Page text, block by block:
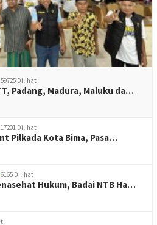
59725 Dilihat
Padang, Madura, Maluku da…
17201 Dilihat
Pilkada Kota Bima, Pasa…
6165 Dilihat
Hukum, Badai NTB Ha…